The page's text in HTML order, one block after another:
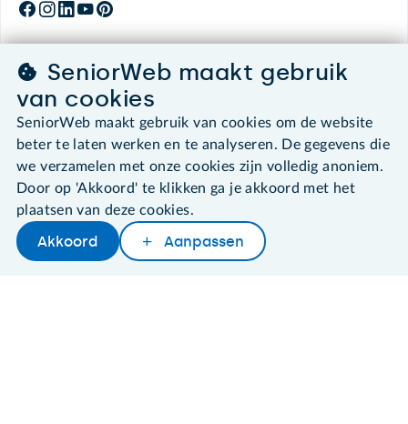
Later lezenDelenWoordenboek
©2026 SeniorWeb
Algemene voorwaarden
Cookies en cookie-instellingen
Disclaimer
Privacybeleid
About SeniorWeb
SeniorWeb maakt gebruik
van cookies
SeniorWeb maakt gebruik van cookies om de website
beter te laten werken en te analyseren. De gegevens die
we verzamelen met onze cookies zijn volledig anoniem.
Door op 'Akkoord' te klikken ga je akkoord met het
plaatsen van deze cookies.
Akkoord Aanpassen